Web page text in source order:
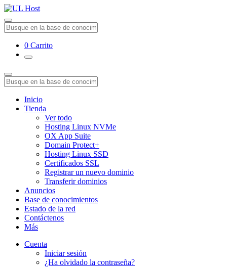
0 Carrito
Inicio
Tienda
Ver todo
Hosting Linux NVMe
OX App Suite
Domain Protect+
Hosting Linux SSD
Certificados SSL
Registrar un nuevo dominio
Transferir dominios
Anuncios
Base de conocimientos
Estado de la red
Contáctenos
Más
Cuenta
Iniciar sesión
¿Ha olvidado la contraseña?